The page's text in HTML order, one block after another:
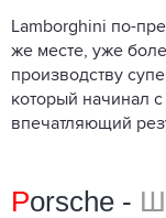
Lamborghini по-
же месте, уже
производству
который начинал с
впечатляющий
Porsche -